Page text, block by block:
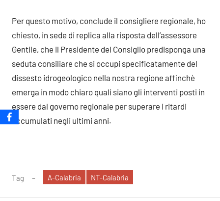
Per questo motivo, conclude il consigliere regionale, ho
chiesto, in sede di replica alla risposta dell’assessore
Gentile, che il Presidente del Consiglio predisponga una
seduta consiliare che si occupi specificatamente del
dissesto idrogeologico nella nostra regione affinchè
emerga in modo chiaro quali siano gli interventi posti in
essere dal governo regionale per superare i ritardi
accumulati negli ultimi anni.
Tag A-Calabria NT-Calabria